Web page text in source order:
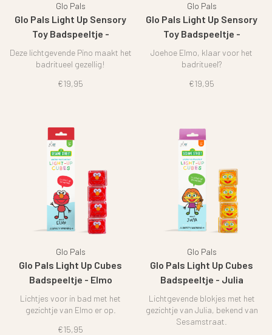
Glo Pals
Glo Pals Light Up Sensory
Toy Badspeeltje -
Sesamstraat Pino
Deze lichtgevende Pino maakt het
badritueel gezellig!
€19,95
Glo Pals
Glo Pals Light Up Sensory
Toy Badspeeltje -
Sesamstraat Elmo
Joehoe Elmo, klaar voor het
badritueel?
€19,95
Glo Pals
Glo Pals Light Up Cubes
Badspeeltje - Elmo
Lichtjes voor in bad met het
gezichtje van Elmo er op.
€15,95
Glo Pals
Glo Pals Light Up Cubes
Badspeeltje - Julia
Sesamstraat
Lichtgevende blokjes met het
gezichtje van Julia, bekend van
Sesamstraat.